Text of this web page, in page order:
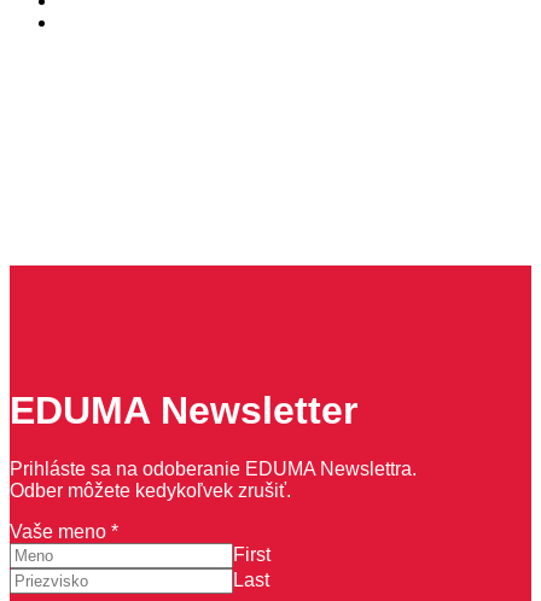
EDUMA Newsletter
Prihláste sa na odoberanie EDUMA Newslettra.
Odber môžete kedykoľvek zrušiť.
Vaše meno *
First
Last